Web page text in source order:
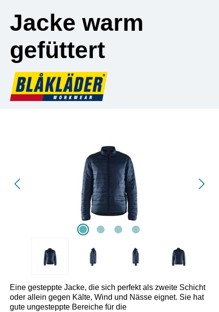
Jacke warm
gefüttert
Eine gesteppte Jacke, die sich perfekt als zweite Schicht
oder allein gegen Kälte, Wind und Nässe eignet. Sie hat
gute ungesteppte Bereiche für die